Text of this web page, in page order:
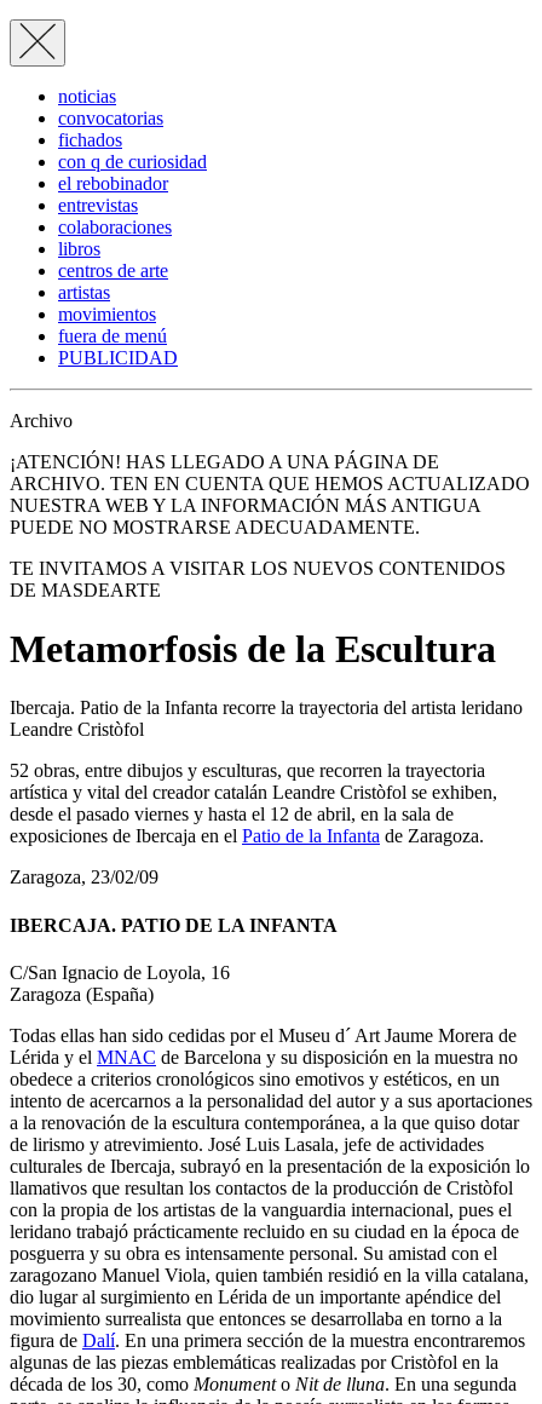
noticias
convocatorias
fichados
con q de curiosidad
el rebobinador
entrevistas
colaboraciones
libros
centros de arte
artistas
movimientos
fuera de menú
PUBLICIDAD
Archivo
¡ATENCIÓN! HAS LLEGADO A UNA PÁGINA DE
ARCHIVO. TEN EN CUENTA QUE HEMOS ACTUALIZADO
NUESTRA WEB Y LA INFORMACIÓN MÁS ANTIGUA
PUEDE NO MOSTRARSE ADECUADAMENTE.
TE INVITAMOS A VISITAR LOS NUEVOS CONTENIDOS
DE MASDEARTE
Metamorfosis de la Escultura
Ibercaja. Patio de la Infanta recorre la trayectoria del artista leridano
Leandre Cristòfol
52 obras, entre dibujos y esculturas, que recorren la trayectoria
artística y vital del creador catalán Leandre Cristòfol se exhiben,
desde el pasado viernes y hasta el 12 de abril, en la sala de
exposiciones de Ibercaja en el Patio de la Infanta de Zaragoza.
Zaragoza, 23/02/09
IBERCAJA. PATIO DE LA INFANTA
C/San Ignacio de Loyola, 16
Zaragoza (España)
Todas ellas han sido cedidas por el Museu d´ Art Jaume Morera de
Lérida y el MNAC de Barcelona y su disposición en la muestra no
obedece a criterios cronológicos sino emotivos y estéticos, en un
intento de acercarnos a la personalidad del autor y a sus aportaciones
a la renovación de la escultura contemporánea, a la que quiso dotar
de lirismo y atrevimiento. José Luis Lasala, jefe de actividades
culturales de Ibercaja, subrayó en la presentación de la exposición lo
llamativos que resultan los contactos de la producción de Cristòfol
con la propia de los artistas de la vanguardia internacional, pues el
leridano trabajó prácticamente recluido en su ciudad en la época de
posguerra y su obra es intensamente personal. Su amistad con el
zaragozano Manuel Viola, quien también residió en la villa catalana,
dio lugar al surgimiento en Lérida de un importante apéndice del
movimiento surrealista que entonces se desarrollaba en torno a la
figura de Dalí. En una primera sección de la muestra encontraremos
algunas de las piezas emblemáticas realizadas por Cristòfol en la
década de los 30, como Monumento Nit de lluna. En una segunda